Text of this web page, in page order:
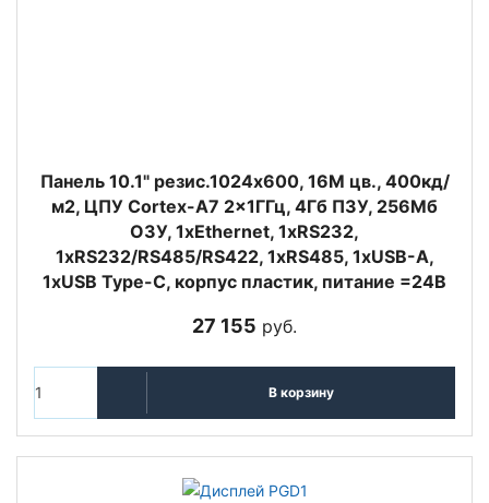
Панель 10.1" резис.1024x600, 16M цв., 400кд/
м2, ЦПУ Cortex-A7 2x1ГГц, 4Гб ПЗУ, 256Мб
ОЗУ, 1xEthernet, 1xRS232,
1xRS232/RS485/RS422, 1xRS485, 1xUSB-A,
1xUSB Type-C, корпус пластик, питание =24В
27 155 руб.
В корзину